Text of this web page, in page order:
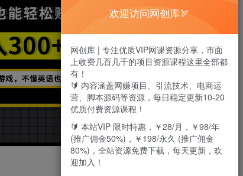
欢迎访问网创库🏹
网创库 | 专注优质VIP网课资源分享，市面
上收费几百几千的项目资源课程这里全部都
有！
🔰 内容涵盖网赚项目、引流技术、电商运
营、脚本源码等资源，每日稳定更新10-20
优质付费资源课程！
🔰 本站VIP 限时特惠，￥28/月，￥98/年
(推广佣金50%)，￥198/永久 (推广佣金
80%)，全站资源免费下载，每天更新，欢
迎加入！